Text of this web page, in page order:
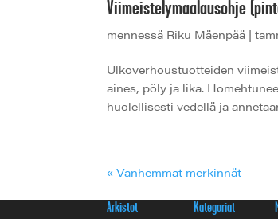
Viimeistelymaalausohje
mennessä Riku Mäenpää |
Ulkoverhoustuotteiden
aines, pöly ja lika.
huolellisesti vedellä ja
« Vanhemmat merkinnät
Arkistot Kategoriat